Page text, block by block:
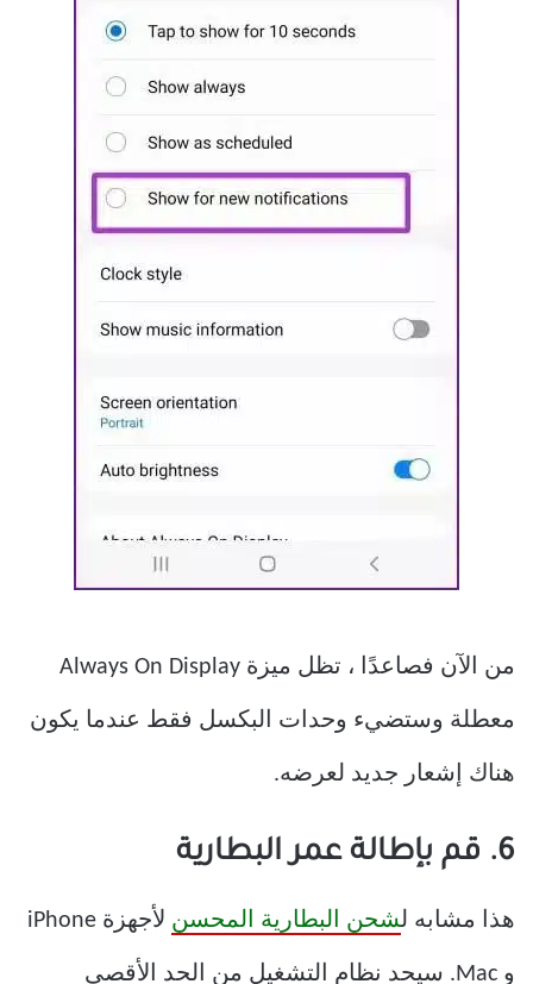
من الآن فصاعدًا ، تظل ميزة Always On Display
معطلة وستضيء وحدات البكسل فقط عندما يكون
هناك إشعار جديد لعرضه.
6. قم بإطالة عمر البطارية
هذا مشابه لشحن البطارية المحسن لأجهزة iPhone
و Mac. سيحد نظام التشغيل من الحد الأقصى